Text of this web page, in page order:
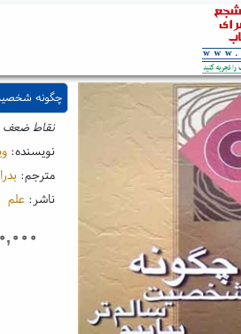
چگونه
نقاط ضعف
نویسنده:
مترجم:
ناشر: علم